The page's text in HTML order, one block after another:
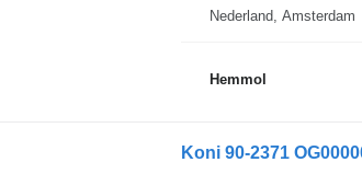
Nederland, Amsterdam
Hemmol
Koni 90-2371